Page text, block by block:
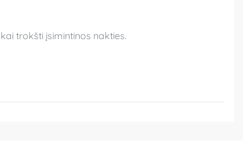
trokšti įsimintinos nakties.